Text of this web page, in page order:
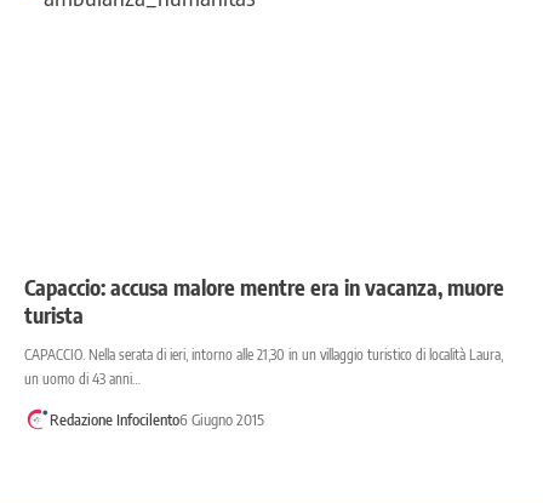
Capaccio: accusa malore mentre era in vacanza, muore
turista
CAPACCIO. Nella serata di ieri, intorno alle 21,30 in un villaggio turistico di località Laura,
un uomo di 43 anni…
Redazione Infocilento6 Giugno 2015